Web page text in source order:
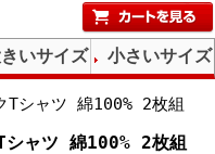
Tシャツ 綿100% 2枚組
シャツ 綿100% 2枚組
いサイズ 小さいサイズ